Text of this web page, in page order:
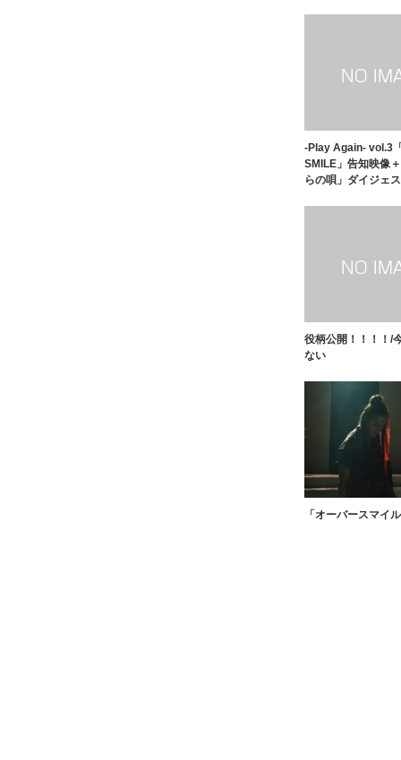
-Play Again- vol.3
SMILE」告知映像
らの唄」ダイジェ
役柄公開！！！！/
ない
「オーバースマイ